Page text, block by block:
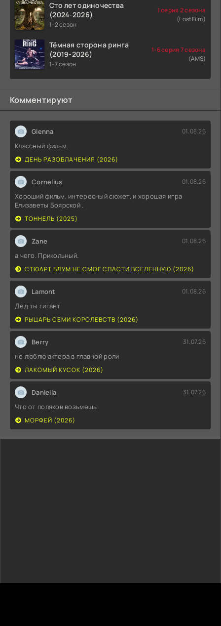
Сто лет одиночества
(2024-2026)
1-2 сезон
1 серия 2 сезона
(LostFilm)
Тёмная сторона ринга
(2019-2026)
1-7 сезон
1-6 серия 7 сезона
(AMS)
Комментируют
Glenna 01.08.26
Классный фильм.
ДЕНЬ РАЗОБЛАЧЕНИЯ (2026)
Cornelius 01.08.26
Хороший фильм, интересный сюжет, и хорошая игра
Елизаветы Боярской .
ТОННЕЛЬ (2025)
Zane 01.08.26
а чего. Прикольный.
СТЮАРТ БЛУМ НЕ СМОГ СПАСТИ ВСЕЛЕННУЮ (2026)
Lamont 01.08.26
Дед ты гигант
РЫЦАРЬ СЕМИ КОРОЛЕВСТВ (2026)
Berry 31.07.26
не люблю актера в главной роли
ЛАКОМЫЙ КУСОК (2026)
Daniella 31.07.26
Что от поляков возьмешь
МОРФЕЙ (2026)